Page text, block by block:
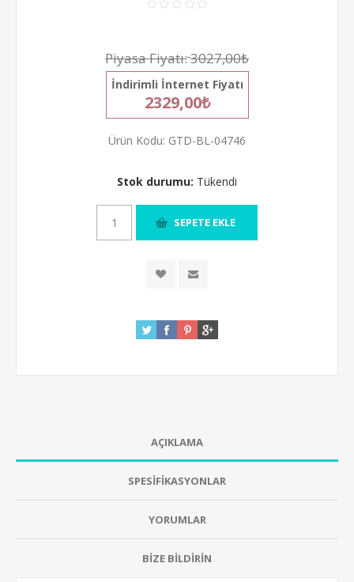
Piyasa Fiyatı:3027,00₺
İndirimli İnternet Fiyatı
2329,00₺
Ürün Kodu: GTD-BL-04746
Stok durumu: Tükendi
AÇIKLAMA
SPESİFİKASYONLAR
YORUMLAR
BİZE BİLDİRİN